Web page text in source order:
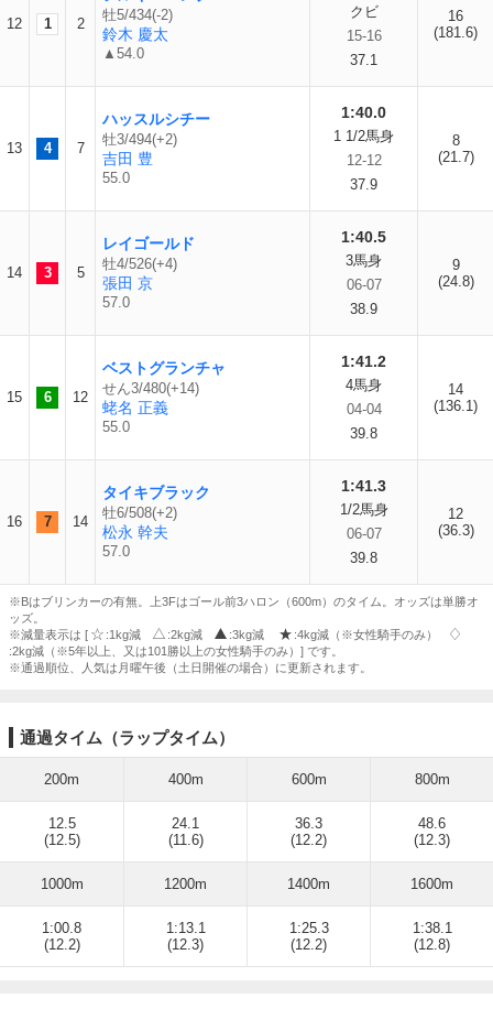
12 1 2
牡5/434(-2)
鈴木 慶太
▲54.0
クビ
15-16
37.1
16
(181.6)
13 4 7
ハッスルシチー
牡3/494(+2)
吉田 豊
55.0
1:40.0
1 1/2馬身
12-12
37.9
8
(21.7)
14 3 5
レイゴールド
牡4/526(+4)
張田 京
57.0
1:40.5
3馬身
06-07
38.9
9
(24.8)
15 6 12
ベストグランチャ
せん3/480(+14)
蛯名 正義
55.0
1:41.2
4馬身
04-04
39.8
14
(136.1)
16 7 14
タイキブラック
牡6/508(+2)
松永 幹夫
57.0
1:41.3
1/2馬身
06-07
39.8
12
(36.3)
※Bはブリンカーの有無。上3Fはゴール前3ハロン（600m）のタイム。オッズは単勝オ
ッズ。
※減量表示は [
:1kg減 :2kg減 :3kg減
:4kg減（※女性騎手のみ）
:2kg減（※5年以上、又は101勝以上の女性騎手のみ）] です。
※通過順位、人気は月曜午後（土日開催の場合）に更新されます。
通過タイム（ラップタイム）
200m 400m 600m 800m
12.5
(12.5)
24.1
(11.6)
36.3
(12.2)
48.6
(12.3)
1000m 1200m 1400m 1600m
1:00.8
(12.2)
1:13.1
(12.3)
1:25.3
(12.2)
1:38.1
(12.8)